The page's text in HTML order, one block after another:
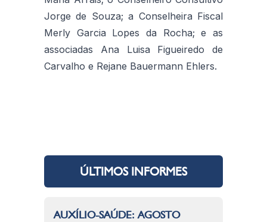
Jorge de Souza; a Conselheira Fiscal
Merly Garcia Lopes da Rocha; e as
associadas Ana Luisa Figueiredo de
Carvalho e Rejane Bauermann Ehlers.
ÚLTIMOS INFORMES
AUXÍLIO-SAÚDE: AGOSTO